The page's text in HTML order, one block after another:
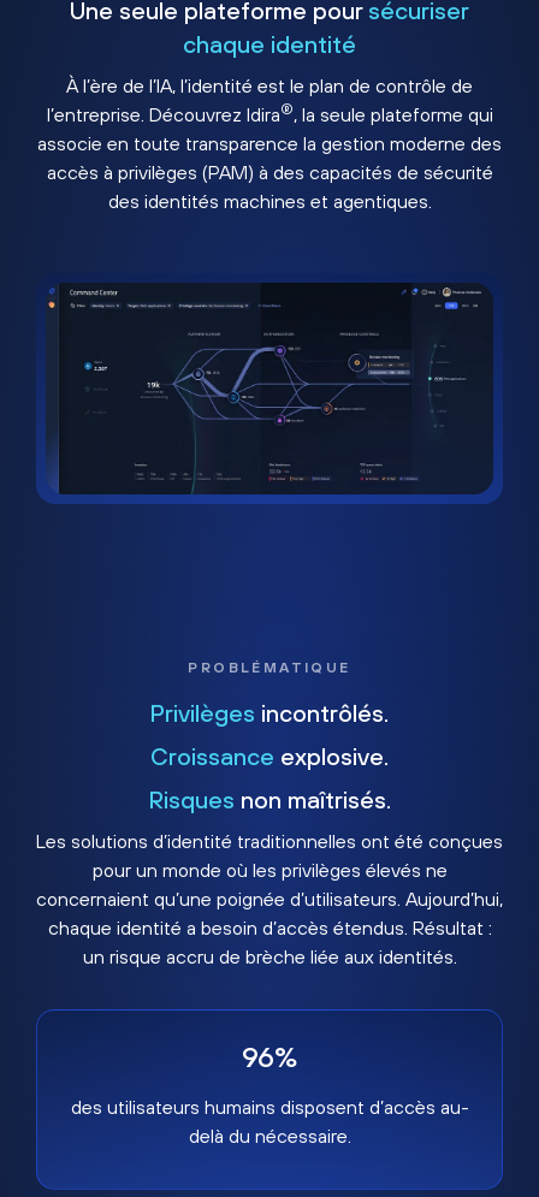
Une seule plateforme pour sécuriser
chaque identité
À l’ère de l’IA, l’identité est le plan de contrôle de
l’entreprise. Découvrez Idira®, la seule plateforme qui
associe en toute transparence la gestion moderne des
accès à privilèges (PAM) à des capacités de sécurité
des identités machines et agentiques.
PROBLÉMATIQUE
Privilèges incontrôlés.
Croissance explosive.
Risques non maîtrisés.
Les solutions d’identité traditionnelles ont été conçues
pour un monde où les privilèges élevés ne
concernaient qu’une poignée d’utilisateurs. Aujourd’hui,
chaque identité a besoin d’accès étendus. Résultat :
un risque accru de brèche liée aux identités.
96%
des utilisateurs humains disposent d’accès au-
delà du nécessaire.